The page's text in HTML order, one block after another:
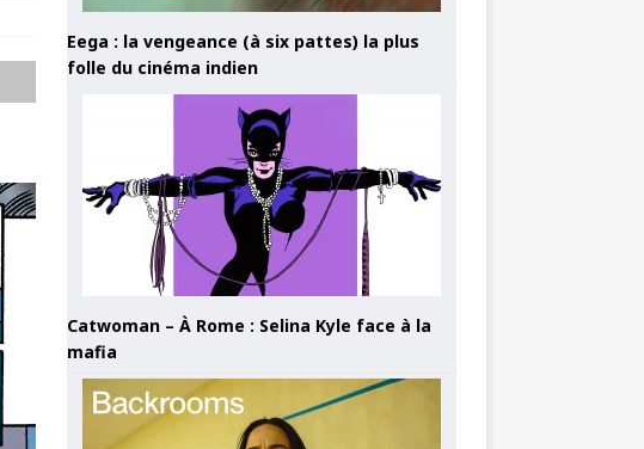
Eega : la vengeance (à six pattes) la plus
folle du cinéma indien
Catwoman – À Rome : Selina Kyle face à la
mafia